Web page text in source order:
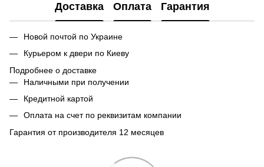
Доставка Оплата Гарантия
Новой почтой по Украине
Курьером к двери по Киеву
Подробнее о доставке
Наличными при получении
Кредитной картой
Оплата на счет по реквизитам компании
Гарантия от производителя 12 месяцев